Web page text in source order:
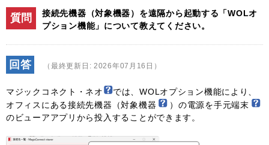
質問
接続先機器（対象機器）を遠隔から起動する「WOLオ
プション機能」について教えてください。
回答 （最終更新日: 2026年07月16日）
マジックコネクト・ネオ
では、WOLオプション機能により、
オフィスにある接続先機器（対象機器
）の電源を手元端末
のビューアアプリから投入することができます。